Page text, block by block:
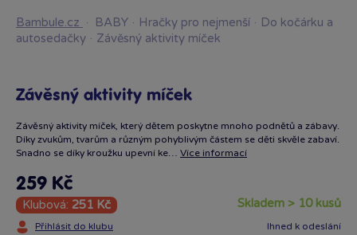
Baby Značky
Bambule.cz · BABY · Hračky pro nejmenší · Do kočárku a
autosedačky · Závěsný aktivity míček
Závěsný aktivity míček
Závěsný aktivity míček, který dětem poskytne mnoho podnětů a zábavy.
Díky zvukům, tvarům a různým pohyblivým částem se děti skvěle zabaví.
Snadno se díky kroužku upevní ke… Více informací
259 Kč
Klubová: 251 Kč
Přihlásit do klubu
skladem > 10 kusů
Ihned k odeslání